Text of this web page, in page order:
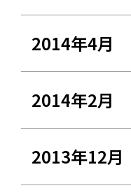
2014年4月
2014年2月
2013年12月